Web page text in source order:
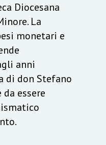
Diocesana
La
monetari e
anni
di don Stefano
essere